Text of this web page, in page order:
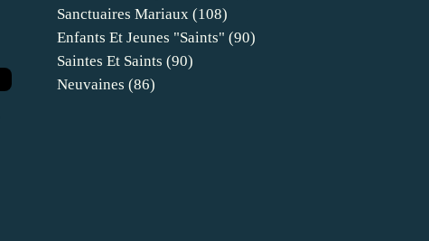
Sanctuaires Mariaux (108)
Enfants Et Jeunes "saints" (90)
Saintes Et Saints (90)
Neuvaines (86)